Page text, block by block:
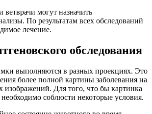
могут назначить
По результатам всех обследований
лечение.
обследования
выполняются в разных проекциях. Это
более полной картины заболевания на
изображений. Для того, что бы картинка
соблюсти некоторые условия.